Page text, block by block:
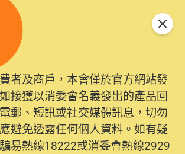
者及商戶，本會僅於官方網站發
接獲以消委會名義發出的產品回
郵、短訊或社交媒體訊息，切勿
避免透露任何個人資料。如有疑
易熱線18222或消委會熱線2929
關閉